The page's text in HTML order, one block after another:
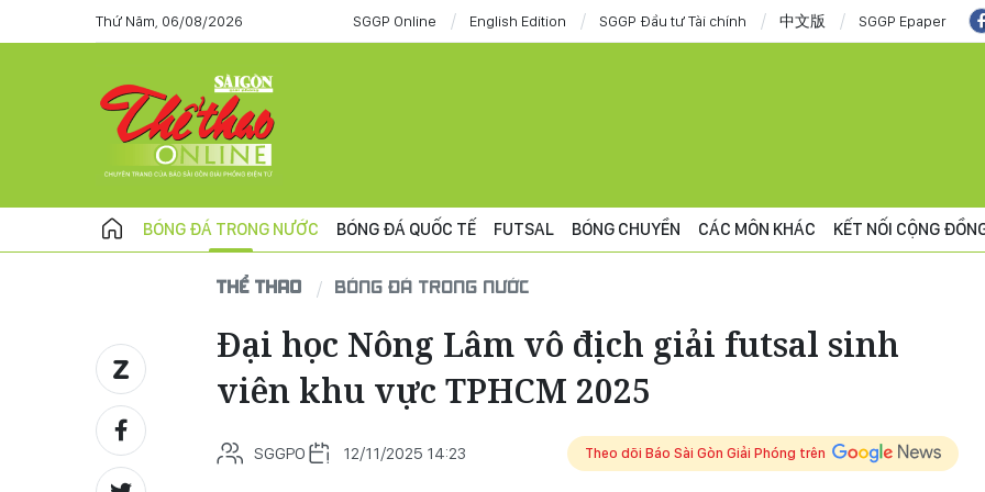
Thứ Năm, 06/08/2026 SGGP Online English Edition SGGP Đầu tư Tài chính 中文版 SGGP Epaper
BÓNG ĐÁ TRONG NƯỚC BÓNG ĐÁ QUỐC TẾ FUTSAL BÓNG CHUYỀN CÁC MÔN KHÁC KẾT NỐI CỘNG
THỂ THAO BÓNG ĐÁ TRONG NƯỚC
Đại học Nông Lâm vô địch giải futsal sinh
viên khu vực TPHCM 2025
SGGPO 12/11/2025 14:23 Theo dõi Báo Sài Gòn Giải Phóng trên